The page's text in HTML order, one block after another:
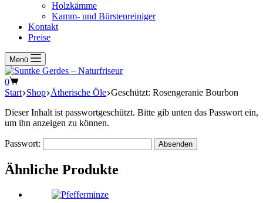
Holzkämme
Kamm- und Bürstenreiniger
Kontakt
Preise
Menü
Warenkorb
0
Start Shop Ätherische Öle Geschützt: Rosengeranie Bourbon
Dieser Inhalt ist passwortgeschützt. Bitte gib unten das Passwort ein,
um ihn anzeigen zu können.
Passwort:
Ähnliche Produkte